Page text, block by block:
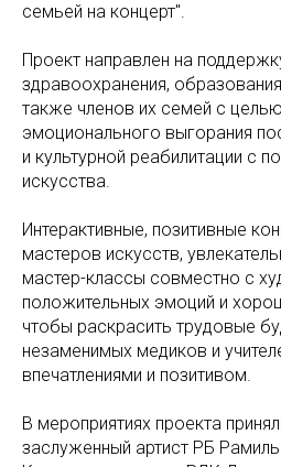
семьей на концерт".
Проект направлен на
здравоохранения,
также членов их семей с
эмоционального выгорания
и культурной реабилитации с
искусства.
Интерактивные, позитивные
мастеров искусств,
мастер-классы совместно с
положительных эмоций и
чтобы раскрасить трудовые
незаменимых медиков и
впечатлениями и позитивом.
В мероприятиях проекта
заслуженный артист РБ